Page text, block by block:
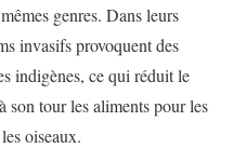
genres. Dans leurs
invasifs provoquent des
indigènes, ce qui réduit le
son tour les aliments pour les
oiseaux.